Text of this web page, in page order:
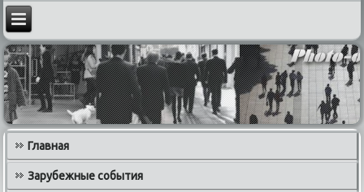
Главная
Зарубежные события